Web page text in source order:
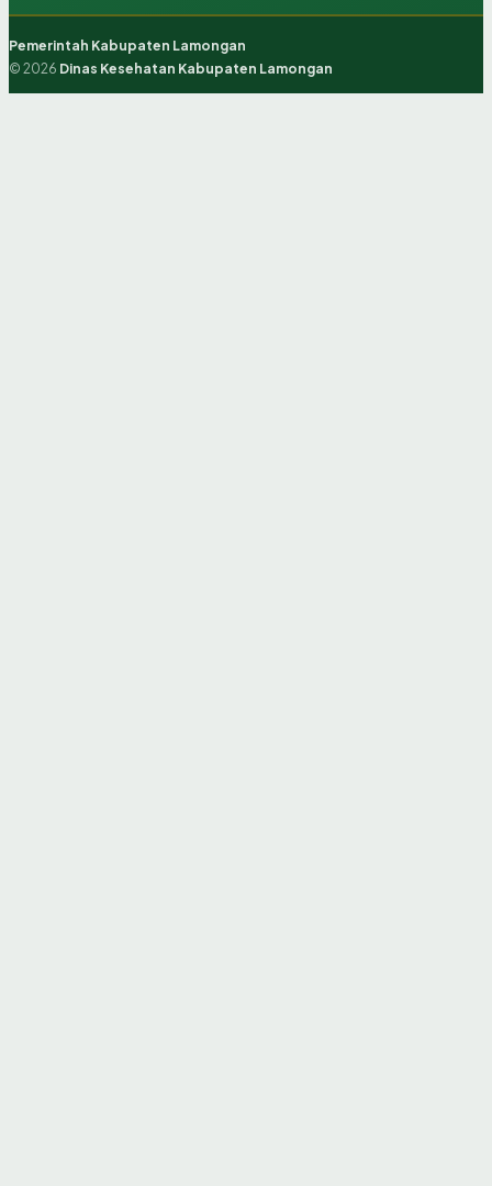
Pemerintah Kabupaten Lamongan
© 2026 Dinas Kesehatan Kabupaten Lamongan